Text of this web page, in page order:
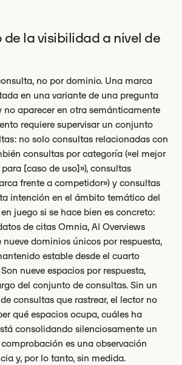
la visibilidad a nivel de
no por dominio. Una marca
en una variante de una pregunta
aparecer en otra semánticamente
requiere supervisar un conjunto
no solo consultas relacionadas con
consultas por categoría («el mejor
[caso de uso]»), consultas
frente a competidor») y consultas
intención en el ámbito temático del
juego si se hace bien es concreto:
de citas Omnia, AI Overviews
dominios únicos por respuesta,
estable desde el cuarto
nueve espacios por respuesta,
del conjunto de consultas. Sin un
consultas que rastrear, el lector no
qué espacios ocupa, cuáles ha
consolidando silenciosamente un
es una observación
y, por lo tanto, sin medida.